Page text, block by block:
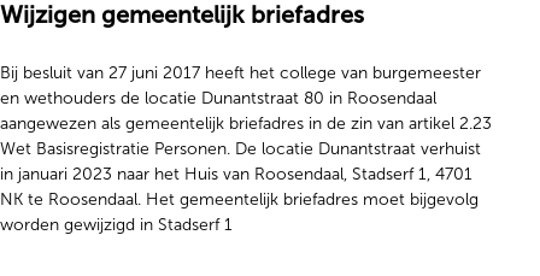
Wijzigen gemeentelijk briefadres
Bij besluit van 27 juni 2017 heeft het college van burgemeester
en wethouders de locatie Dunantstraat 80 in Roosendaal
aangewezen als gemeentelijk briefadres in de zin van artikel 2.23
Wet Basisregistratie Personen. De locatie Dunantstraat verhuist
in januari 2023 naar het Huis van Roosendaal, Stadserf 1, 4701
NK te Roosendaal. Het gemeentelijk briefadres moet bijgevolg
worden gewijzigd in Stadserf 1